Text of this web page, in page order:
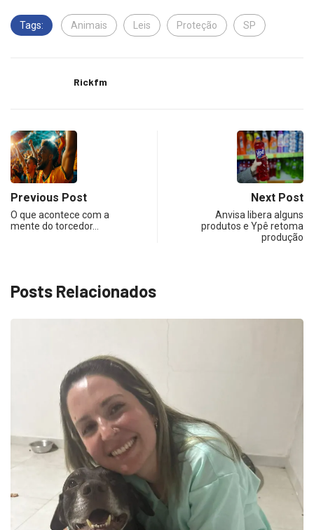
Tags: Animais Leis Proteção SP
Rickfm
Previous Post
O que acontece com a
mente do torcedor…
Next Post
Anvisa libera alguns
produtos e Ypê retoma
produção
Posts Relacionados